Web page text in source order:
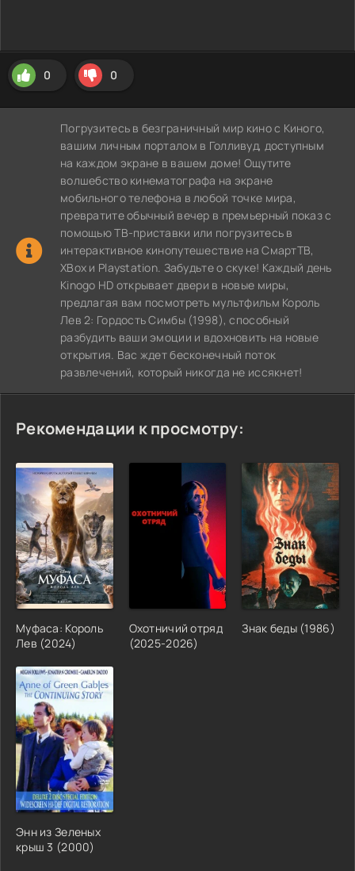
0 0
Погрузитесь в безграничный мир кино с Киного,
вашим личным порталом в Голливуд, доступным
на каждом экране в вашем доме! Ощутите
волшебство кинематографа на экране
мобильного телефона в любой точке мира,
превратите обычный вечер в премьерный показ с
помощью ТВ-приставки или погрузитесь в
интерактивное кинопутешествие на СмартТВ,
XBox и Playstation. Забудьте о скуке! Каждый день
Kinogo HD открывает двери в новые миры,
предлагая вам посмотреть мультфильм Король
Лев 2: Гордость Симбы (1998), способный
разбудить ваши эмоции и вдохновить на новые
открытия. Вас ждет бесконечный поток
развлечений, который никогда не иссякнет!
Рекомендации к просмотру:
Муфаса: Король
Лев (2024)
Охотничий отряд
(2025-2026)
Знак беды (1986)
Энн из Зеленых
крыш 3 (2000)